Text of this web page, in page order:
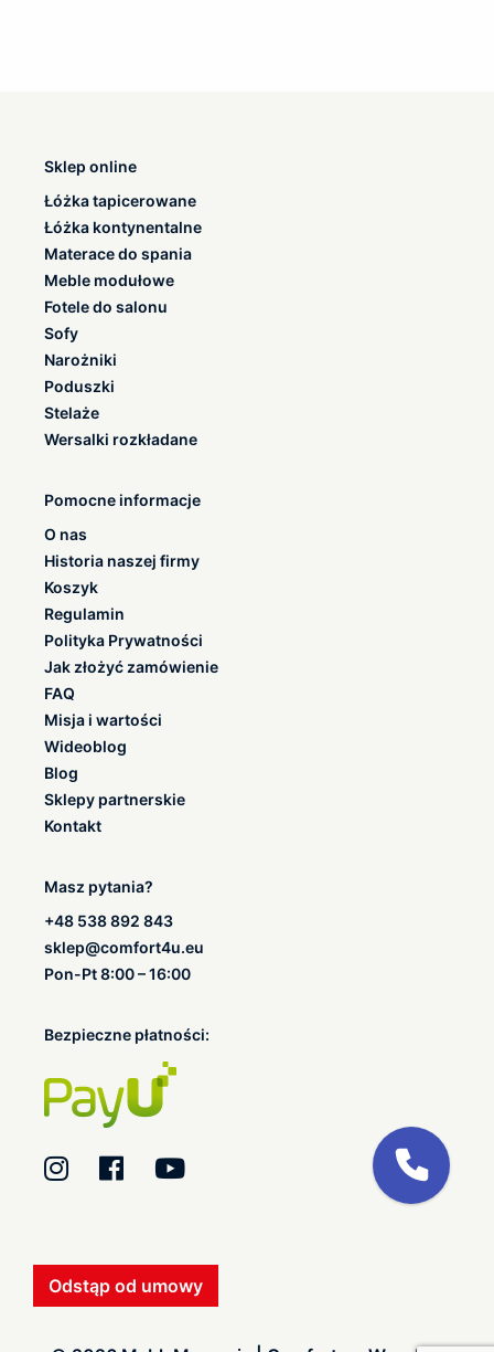
Sklep online
Łóżka tapicerowane
Łóżka kontynentalne
Materace do spania
Meble modułowe
Fotele do salonu
Sofy
Narożniki
Poduszki
Stelaże
Wersalki rozkładane
Pomocne informacje
O nas
Historia naszej firmy
Koszyk
Regulamin
Polityka Prywatności
Jak złożyć zamówienie
FAQ
Misja i wartości
Wideoblog
Blog
Sklepy partnerskie
Kontakt
Masz pytania?
+48 538 892 843
sklep@comfort4u.eu
Pon-Pt 8:00 – 16:00
Bezpieczne płatności:
Odstąp od umowy